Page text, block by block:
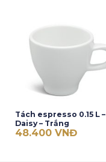
Tách espresso 0.15 L –
Daisy – Trắng
48.400 VNĐ